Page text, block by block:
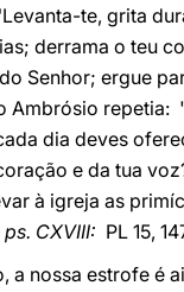
te, grita
derrama o teu
Senhor; ergue
Ambrósio repetia:
dia deves
e da tua
à igreja as
CXVIII: PL 15,
a nossa estrofe é